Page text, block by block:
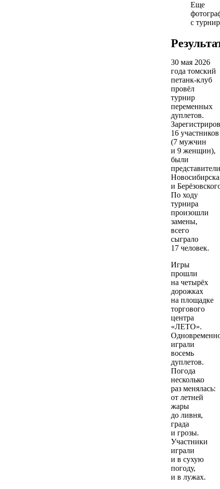
Еще
с
30 мая 2026
года томский
петанк-клуб
провёл
турнир
переменных
дуплетов.
16 участников
(7 мужчин
и 9 женщин),
были
представители
Новосибирска
и
По ходу
турнира
произошли
замены,
всего
сыграло
17 человек.
Игры
прошли
на четырёх
дорожках
на площадке
торгового
центра
«ЛЕТО».
играли
восемь
дуплетов.
Погода
несколько
раз менялась:
от летней
жары
до ливня,
града
и грозы.
Участники
играли
и в сухую
погоду,
и в лужах.